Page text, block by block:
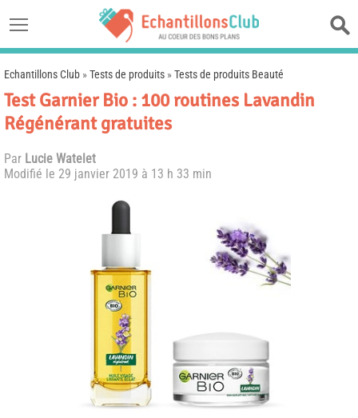
Echantillons Club »Tests de produits »Tests de produits Beauté
Test Garnier Bio : 100 routines Lavandin
Régénérant gratuites
Par Lucie Watelet
Modifié le 29 janvier 2019 à 13 h 33 min